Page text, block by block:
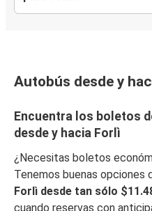
Autobús desde y
Encuentra los boletos
desde y hacia Forlì
¿Necesitas boletos
Tenemos buenas opciones
Forlì desde tan sólo
cuando reservas con